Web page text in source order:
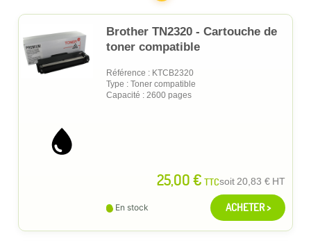
Brother TN2320 - Cartouche de
toner compatible
Référence : KTCB2320
Type : Toner compatible
Capacité : 2600 pages
25,00 € TTCsoit20,83 € HT
En stock ACHETER >